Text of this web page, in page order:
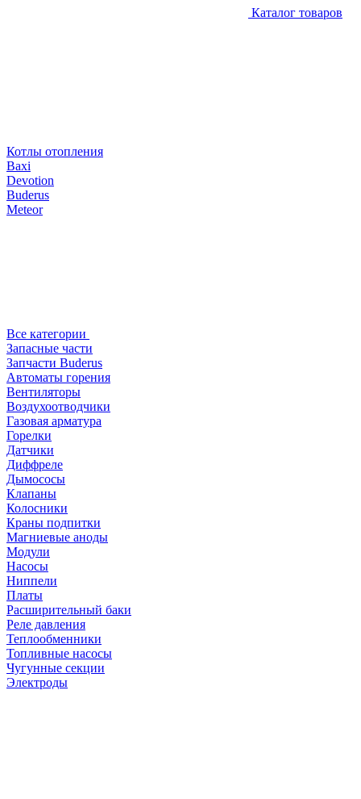
Каталог товаров
Котлы отопления
Baxi
Devotion
Buderus
Meteor
Все категории
Запасные части
Запчасти Buderus
Автоматы горения
Вентиляторы
Воздухоотводчики
Газовая арматура
Горелки
Датчики
Диффреле
Дымососы
Клапаны
Колосники
Краны подпитки
Магниевые аноды
Модули
Насосы
Ниппели
Платы
Расширительный баки
Реле давления
Теплообменники
Топливные насосы
Чугунные секции
Электроды